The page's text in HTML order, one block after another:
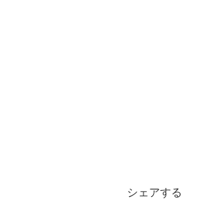
シェアする